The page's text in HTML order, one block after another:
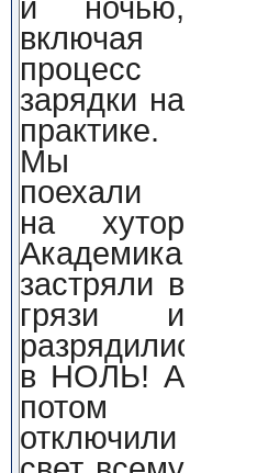
и ночью,
включая
процесс
зарядки на
практике.
Мы
поехали
на хутор
Академика,
застряли в
грязи и
разрядились
в НОЛЬ! А
потом
отключили